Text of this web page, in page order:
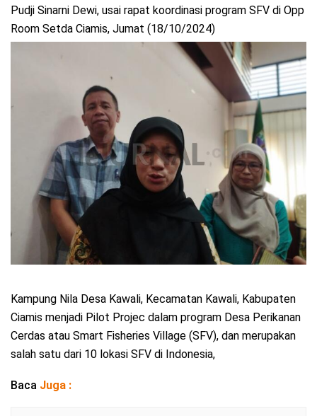
Pudji Sinarni Dewi, usai rapat koordinasi program SFV di Opp
Room Setda Ciamis, Jumat (18/10/2024)
Kampung Nila Desa Kawali, Kecamatan Kawali, Kabupaten
Ciamis menjadi Pilot Projec dalam program Desa Perikanan
Cerdas atau Smart Fisheries Village (SFV), dan merupakan
salah satu dari 10 lokasi SFV di Indonesia,
Baca Juga :